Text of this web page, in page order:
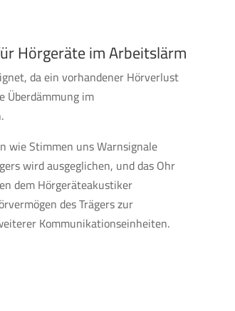
Hörgeräte im Arbeitslärm
da ein vorhandener Hörverlust
Überdämmung im
wie Stimmen uns Warnsignale
wird ausgeglichen, und das Ohr
dem Hörgeräteakustiker
des Trägers zur
Kommunikationseinheiten.